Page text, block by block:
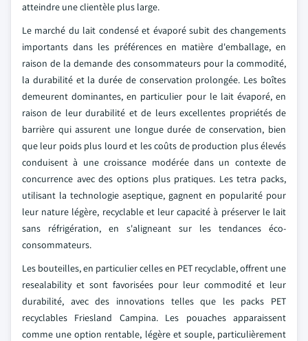
atteindre une clientèle plus large.
Le marché du lait condensé et évaporé subit des changements
importants dans les préférences en matière d'emballage, en
raison de la demande des consommateurs pour la commodité,
la durabilité et la durée de conservation prolongée. Les boîtes
demeurent dominantes, en particulier pour le lait évaporé, en
raison de leur durabilité et de leurs excellentes propriétés de
barrière qui assurent une longue durée de conservation, bien
que leur poids plus lourd et les coûts de production plus élevés
conduisent à une croissance modérée dans un contexte de
concurrence avec des options plus pratiques. Les tetra packs,
utilisant la technologie aseptique, gagnent en popularité pour
leur nature légère, recyclable et leur capacité à préserver le lait
sans réfrigération, en s'aligneant sur les tendances éco-
consommateurs.
Les bouteilles, en particulier celles en PET recyclable, offrent une
resealability et sont favorisées pour leur commodité et leur
durabilité, avec des innovations telles que les packs PET
recyclables Friesland Campina. Les pouaches apparaissent
comme une option rentable, légère et souple, particulièrement